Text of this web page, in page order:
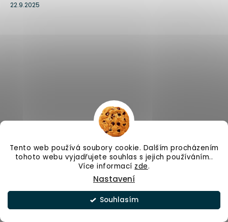
Tento web používá soubory cookie. Dalším procházením
tohoto webu vyjadřujete souhlas s jejich používáním..
Více informací zde.
Nastavení
Souhlasím
22.9.2025
Chrápátko.cz | Jan Hanuš | IČ: 86955322 | DIČ:
CZ9001245099 | Revoluční 151/41, 682 01 Vyškov